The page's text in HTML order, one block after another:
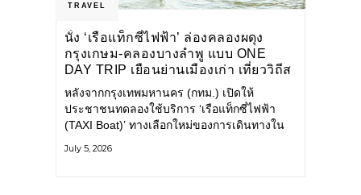
TRAVEL
นั่ง ‘เรือแท็กซี่ไฟฟ้า’ ล่องคลองผดุง
กรุงเกษม-คลองบางลำพู แบบ ONE
DAY TRIP เยือนย่านเมืองเก่า เที่ยววิถีส
โลว์ไลฟ์แบบรักษ์โลก
หลังจากกรุงเทพมหานคร (กทม.) เปิดให้
ประชาชนทดลองใช้บริการ ‘เรือแท็กซี่ไฟฟ้า
(TAXI Boat)’ ทางเลือกใหม่ของการเดินทางใน
แวดล้อม ผ่านแอปพลิเคชัน MuvMi (มูฟมี)
July 5, 2026